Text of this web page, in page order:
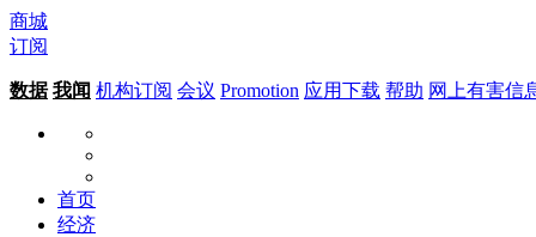
商城
订阅
数据 我闻 机构订阅 会议 Promotion 应用下载 帮助 网上有害信
首页
经济